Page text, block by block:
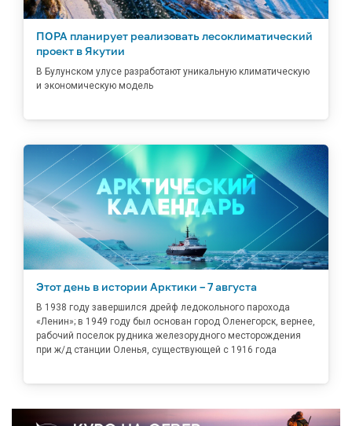
ПОРА планирует реализовать лесоклиматический
проект в Якутии
В Булунском улусе разработают уникальную климатическую
и экономическую модель
Этот день в истории Арктики – 7 августа
В 1938 году завершился дрейф ледокольного парохода
«Ленин»; в 1949 году был основан город Оленегорск, вернее,
рабочий поселок рудника железорудного месторождения
при ж/д станции Оленья, существующей с 1916 года